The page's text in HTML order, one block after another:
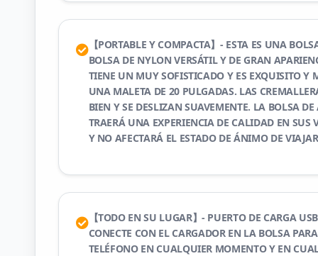
【PORTABLE Y COMPACTA】- ESTA ES UNA
BOLSA DE NYLON VERSÁTIL Y DE GRAN
TIENE UN MUY SOFISTICADO Y ES EXQUISITO Y
UNA MALETA DE 20 PULGADAS. LAS
BIEN Y SE DESLIZAN SUAVEMENTE. LA BOLSA
TRAERÁ UNA EXPERIENCIA DE CALIDAD EN SUS
Y NO AFECTARÁ EL ESTADO DE ÁNIMO DE
【TODO EN SU LUGAR】- PUERTO DE CARGA
CONECTE CON EL CARGADOR EN LA BOLSA
TELÉFONO EN CUALQUIER MOMENTO Y EN